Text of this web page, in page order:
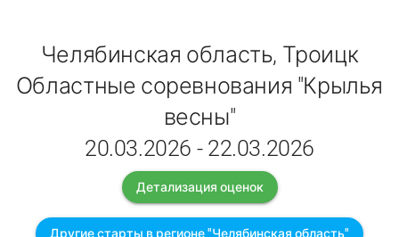
Челябинская область, Троицк
Областные соревнования "Крылья
весны"
20.03.2026 - 22.03.2026
Детализация оценок
Другие старты в регионе "Челябинская область"